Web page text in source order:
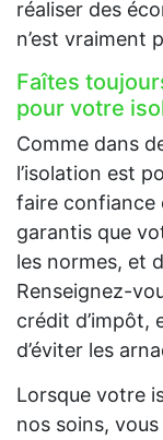
réaliser des
n’est vraiment
Faîtes
pour votre
Comme dans
l’isolation est
faire confiance
garantis que
les normes, et
Renseignez-
crédit d’impôt,
d’éviter les
Lorsque votre
nos soins,